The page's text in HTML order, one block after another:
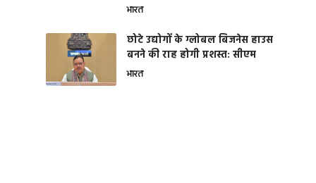
भारत
छोटे उद्योगों के ग्लोबल बिजनेस हाउस
बनने की राह होगी प्रशस्त: सीएम
भारत